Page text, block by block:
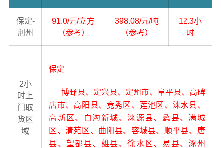
保定-
荆州
91.0/元/立方
（参考）
398.08/元/吨
（参考）
12.3小
时
2小
时上
门取
货区
域
保定
博野县、定兴县、定州市、阜平县、高碑
店市、高阳县、竞秀区、莲池区、涞水县、
高新区、白沟新城、涞源县、蠡县、满城
区、清苑区、曲阳县、容城县、顺平县、唐
县、望都县、雄县、徐水区、易县、涿州